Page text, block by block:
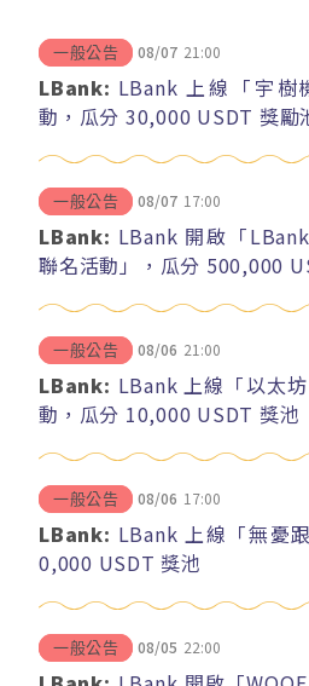
一般公告 08/07 21:00
LBank: LBank 上線「宇
動，瓜分 30,000 USDT 獎勵
一般公告 08/07 17:00
LBank: LBank 開啟「
聯名活動」，瓜分 500,000
一般公告 08/06 21:00
LBank: LBank 上線「以太
動，瓜分 10,000 USDT 獎池
一般公告 08/06 17:00
LBank: LBank 上線「無憂
0,000 USDT 獎池
一般公告 08/05 22:00